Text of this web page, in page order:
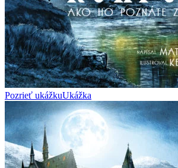
Pozrieť ukážkuUkážka